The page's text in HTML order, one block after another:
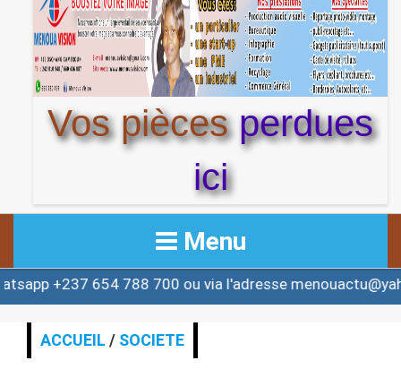
Vos piècesperdues
ici
Menu
ACCUEIL
ACTUALITE
654 788 700 ou via l'adresse menouactu@yahoo.com
ACCUEIL / SOCIETE